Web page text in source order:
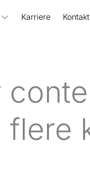
Karriere Kontakt
flere